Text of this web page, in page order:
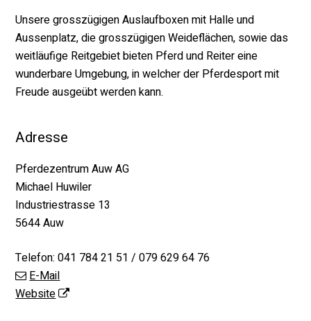
Unsere grosszügigen Auslaufboxen mit Halle und
Aussenplatz, die grosszügigen Weideflächen, sowie das
weitläufige Reitgebiet bieten Pferd und Reiter eine
wunderbare Umgebung, in welcher der Pferdesport mit
Freude ausgeübt werden kann.
Adresse
Pferdezentrum Auw AG
Michael Huwiler
Industriestrasse 13
5644 Auw
Telefon:041 784 21 51 / 079 629 64 76
E-Mail
Website